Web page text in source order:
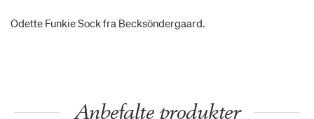
Odette Funkie Sock fra Becksöndergaard.
Anbefalte produkter